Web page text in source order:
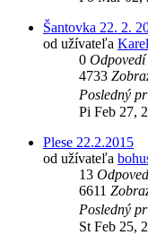
Šantovka 22. 2.
od užívateľa
0 Odpovedí
4733
Posledný
Pi Feb 27,
Plese 22.2.2015
od užívateľa
13
6611
Posledný
St Feb 25,